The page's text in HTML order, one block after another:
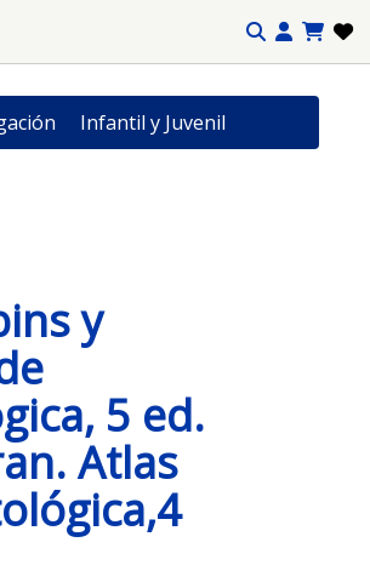
Infantil y Juvenil
y
5 ed.
Atlas